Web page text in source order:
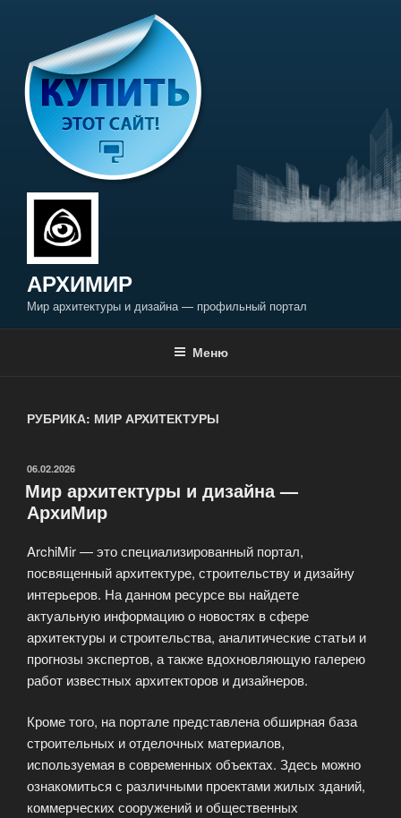
содержимому
АРХИМИР
Мир архитектуры и дизайна — профильный портал
Меню
РУБРИКА: МИР АРХИТЕКТУРЫ
ОПУБЛИКОВАНО
06.02.2026
Мир архитектуры и дизайна —
АрхиМир
ArchiMir — это специализированный портал,
посвященный архитектуре, строительству и дизайну
интерьеров. На данном ресурсе вы найдете
актуальную информацию о новостях в сфере
архитектуры и строительства, аналитические статьи и
прогнозы экспертов, а также вдохновляющую галерею
работ известных архитекторов и дизайнеров.
Кроме того, на портале представлена обширная база
строительных и отделочных материалов,
используемая в современных объектах. Здесь можно
ознакомиться с различными проектами жилых зданий,
коммерческих сооружений и общественных